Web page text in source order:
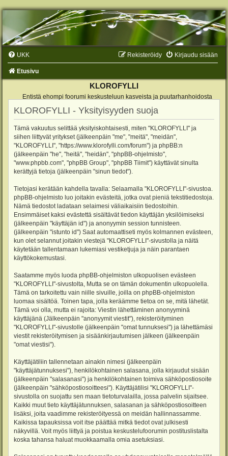
UKK Kirjaudu sisään
Rekisteröidy
Etusivu
KLOROFYLLI
Entistä ehompi foorumi keskusteluun kasveista ja puutarhanhoidosta
KLOROFYLLI - Yksityisyyden suoja
Tämä vakuutus selittää yksityiskohtaisesti, miten "KLOROFYLLI" ja
siihen liittyvät yritykset (jälkeenpäin "me", "meitä", "meidän",
"KLOROFYLLI", "https://www.klorofylli.com/forum") ja phpBB:n
(jälkeenpäin "he", "heitä", "heidän", "phpBB-ohjelmisto",
"www.phpbb.com", "phpBB Group", "phpBB Tiimit") käyttävät sinulta
kerättyjä tietoja (jälkeenpäin "sinun tiedot").
Tietojasi kerätään kahdella tavalla: Selaamalla "KLOROFYLLI"-sivustoa.
phpBB-ohjelmisto luo joitakin evästeitä, jotka ovat pieniä tekstitiedostoja.
Nämä tiedostot ladataan selaimesi väliaikaisiin tiedostoihin.
Ensimmäiset kaksi evästettä sisältävät tiedon käyttäjän yksilöimiseksi
(jälkeenpäin "käyttäjän id") ja anonyymin session tunnisteen.
(jälkeenpäin "istunto id") Saat automaattiseti myös kolmannen evästeen,
kun olet selannut joitakin viestejä "KLOROFYLLI"-sivustolla ja näitä
käytetään tallentamaan lukemiasi vestiketjuja ja näin parantaen
käyttökokemustasi.
Saatamme myös luoda phpBB-ohjelmiston ulkopuolisen evästeen
"KLOROFYLLI"-sivustolta, Mutta se on tämän dokumentin ulkopuolella.
Tämä on tarkoitettu vain niille sivuille, joilla on phpBB-ohjelmiston
luomaa sisältöä. Toinen tapa, jolla keräämme tietoa on se, mitä lähetät.
Tämä voi olla, mutta ei rajoita: Viestin lähettäminen anonyyminä
käyttäjänä (Jälkeenpäin "anonyymit viestit"), rekisteröityminen
"KLOROFYLLI"-sivustolle (jälkeenpäin "omat tunnuksesi") ja lähettämäsi
viestit rekisteröitymisen ja sisäänkirjautumisen jälkeen (jälkeenpäin
"omat viestisi").
Käyttäjätiliin tallennetaan ainakin nimesi (jälkeenpäin
"käyttäjätunnuksesi"), henkilökohtainen salasana, jolla kirjaudut sisään
(jälkeenpäin "salasanasi") ja henkilökohtainen toimiva sähköpostiosoite
(jälkeenpäin "sähköpostiosoitteesi"). Käyttäjätilisi "KLOROFYLLI"-
sivustolla on suojattu sen maan tietoturvalailla, jossa palvelin sijaitsee.
Kaikki muut tieto käyttäjätunnuksen, salasanan ja sähköpostiosoitteen
lisäksi, joita vaadimme rekisteröityessä on meidän hallinnassamme.
Kaikissa tapauksissa voit itse päättää mitkä tiedot ovat julkisesti
näkyvillä. Voit myös liittyä ja poistua keskustelufoorumin postituslistalta
koska tahansa haluat muokkaamalla omia asetuksiasi.